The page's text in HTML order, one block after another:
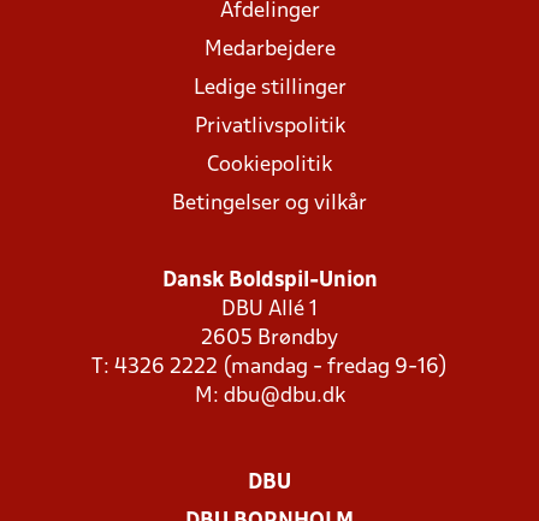
Afdelinger
Medarbejdere
Ledige stillinger
Privatlivspolitik
Cookiepolitik
Betingelser og vilkår
Dansk Boldspil-Union
DBU Allé 1
2605 Brøndby
T: 4326 2222 (mandag - fredag 9-16)
M: dbu@dbu.dk
DBU